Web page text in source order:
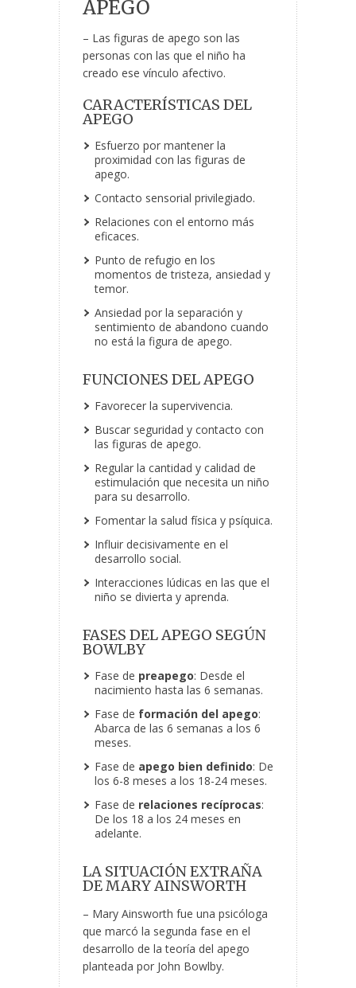
APEGO
– Las figuras de apego son las
personas con las que el niño ha
creado ese vínculo afectivo.
CARACTERÍSTICAS DEL
APEGO
Esfuerzo por mantener la
proximidad con las figuras de
apego.
Contacto sensorial privilegiado.
Relaciones con el entorno más
eficaces.
Punto de refugio en los
momentos de tristeza, ansiedad y
temor.
Ansiedad por la separación y
sentimiento de abandono cuando
no está la figura de apego.
FUNCIONES DEL APEGO
Favorecer la supervivencia.
Buscar seguridad y contacto con
las figuras de apego.
Regular la cantidad y calidad de
estimulación que necesita un niño
para su desarrollo.
Fomentar la salud física y psíquica.
Influir decisivamente en el
desarrollo social.
Interacciones lúdicas en las que el
niño se divierta y aprenda.
FASES DEL APEGO SEGÚN
BOWLBY
Fase de preapego: Desde el
nacimiento hasta las 6 semanas.
Fase de formación del apego:
Abarca de las 6 semanas a los 6
meses.
Fase de apego bien definido: De
los 6-8 meses a los 18-24 meses.
Fase de relaciones recíprocas:
De los 18 a los 24 meses en
adelante.
LA SITUACIÓN EXTRAÑA
DE MARY AINSWORTH
– Mary Ainsworth fue una psicóloga
que marcó la segunda fase en el
desarrollo de la teoría del apego
planteada por John Bowlby.